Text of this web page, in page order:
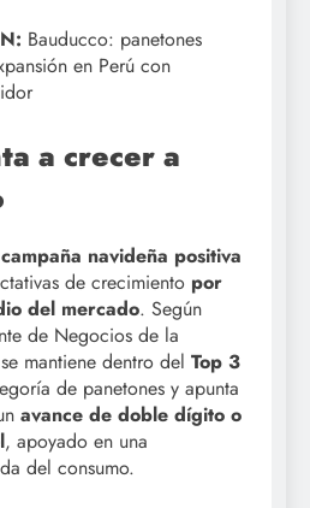
Bauducco: panetones
en Perú con
a crecer a
campaña navideña positiva
de crecimiento por
del mercado. Según
de Negocios de la
mantiene dentro del Top 3
de panetones y apunta
avance de doble dígito o
, apoyado en una
del consumo.